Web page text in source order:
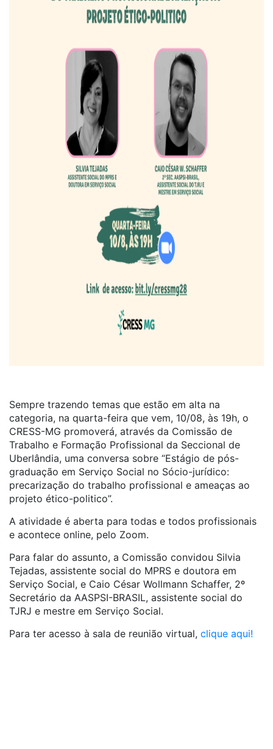
Sempre trazendo temas que estão em alta na
categoria, na quarta-feira que vem, 10/08, às 19h, o
CRESS-MG promoverá, através da Comissão de
Trabalho e Formação Profissional da Seccional de
Uberlândia, uma conversa sobre “Estágio de pós-
graduação em Serviço Social no Sócio-jurídico:
precarização do trabalho profissional e ameaças ao
projeto ético-politico”.
A atividade é aberta para todas e todos profissionais
e acontece online, pelo Zoom.
Para falar do assunto, a Comissão convidou Silvia
Tejadas, assistente social do MPRS e doutora em
Serviço Social, e Caio César Wollmann Schaffer, 2º
Secretário da AASPSI-BRASIL, assistente social do
TJRJ e mestre em Serviço Social.
Para ter acesso à sala de reunião virtual, clique aqui!